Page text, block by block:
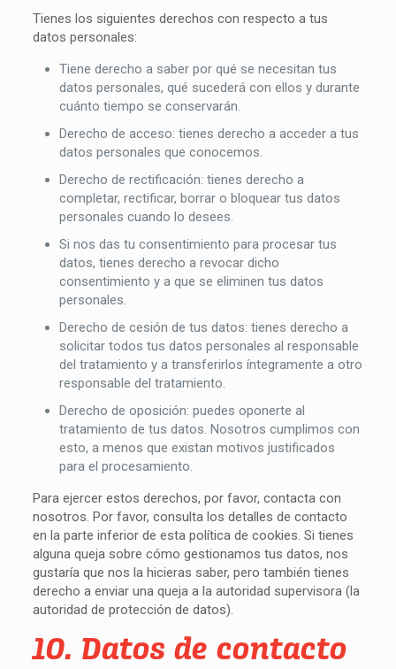
Tienes los siguientes derechos con respecto a tus
datos personales:
Tiene derecho a saber por qué se necesitan tus
datos personales, qué sucederá con ellos y durante
cuánto tiempo se conservarán.
Derecho de acceso: tienes derecho a acceder a tus
datos personales que conocemos.
Derecho de rectificación: tienes derecho a
completar, rectificar, borrar o bloquear tus datos
personales cuando lo desees.
Si nos das tu consentimiento para procesar tus
datos, tienes derecho a revocar dicho
consentimiento y a que se eliminen tus datos
personales.
Derecho de cesión de tus datos: tienes derecho a
solicitar todos tus datos personales al responsable
del tratamiento y a transferirlos íntegramente a otro
responsable del tratamiento.
Derecho de oposición: puedes oponerte al
tratamiento de tus datos. Nosotros cumplimos con
esto, a menos que existan motivos justificados
para el procesamiento.
Para ejercer estos derechos, por favor, contacta con
nosotros. Por favor, consulta los detalles de contacto
en la parte inferior de esta política de cookies. Si tienes
alguna queja sobre cómo gestionamos tus datos, nos
gustaría que nos la hicieras saber, pero también tienes
derecho a enviar una queja a la autoridad supervisora (la
autoridad de protección de datos).
10. Datos de contacto